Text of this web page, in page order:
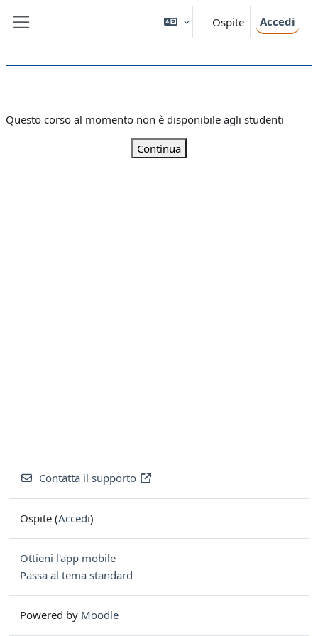
Ospite Accedi
Questo corso al momento non è disponibile agli studenti
Continua
Contatta il supporto
Ospite (Accedi)
Ottieni l'app mobile
Passa al tema standard
Powered by Moodle